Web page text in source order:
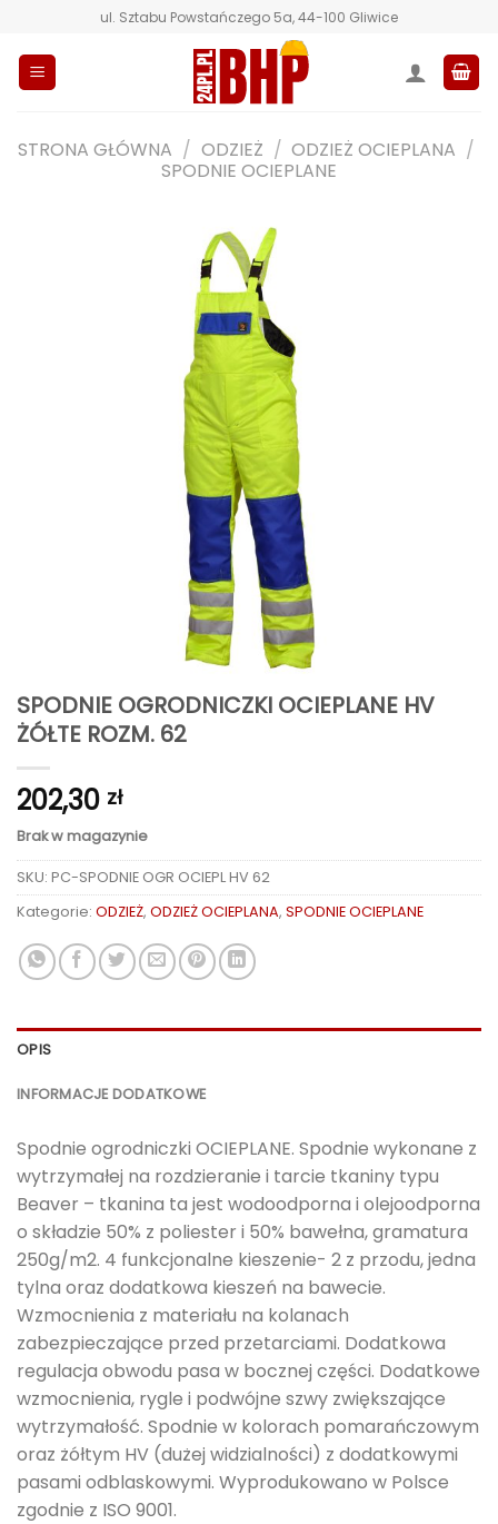
zawartości
ul. Sztabu Powstańczego 5a, 44-100 Gliwice
STRONA GŁÓWNA / ODZIEŻ / ODZIEŻ OCIEPLANA /
SPODNIE OCIEPLANE
SPODNIE OGRODNICZKI OCIEPLANE HV
ŻÓŁTE ROZM. 62
202,30 zł
Brak w magazynie
SKU: PC-SPODNIE OGR OCIEPL HV 62
Kategorie: ODZIEŻ, ODZIEŻ OCIEPLANA, SPODNIE OCIEPLANE
OPIS
INFORMACJE DODATKOWE
Spodnie ogrodniczki OCIEPLANE. Spodnie wykonane z
wytrzymałej na rozdzieranie i tarcie tkaniny typu
Beaver – tkanina ta jest wodoodporna i olejoodporna
o składzie 50% z poliester i 50% bawełna, gramatura
250g/m2. 4 funkcjonalne kieszenie- 2 z przodu, jedna
tylna oraz dodatkowa kieszeń na bawecie.
Wzmocnienia z materiału na kolanach
zabezpieczające przed przetarciami. Dodatkowa
regulacja obwodu pasa w bocznej części. Dodatkowe
wzmocnienia, rygle i podwójne szwy zwiększające
wytrzymałość. Spodnie w kolorach pomarańczowym
oraz żółtym HV (dużej widzialności) z dodatkowymi
pasami odblaskowymi. Wyprodukowano w Polsce
zgodnie z ISO 9001.